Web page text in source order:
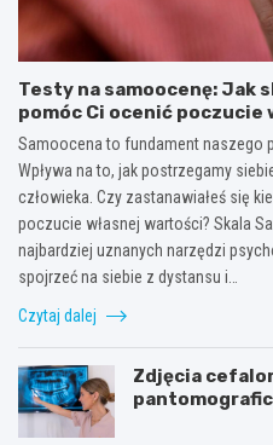
Testy na samoocenę: Jak
pomóc Ci ocenić poczucie
Samoocena to fundament naszego
Wpływa na to, jak postrzegamy
człowieka. Czy zastanawiałeś się
poczucie własnej wartości? Skala
najbardziej uznanych narzędzi
spojrzeć na siebie z dystansu i…
Czytaj dalej
Zdjęcia